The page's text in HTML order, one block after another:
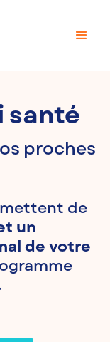
santé
proches
de
un
de votre